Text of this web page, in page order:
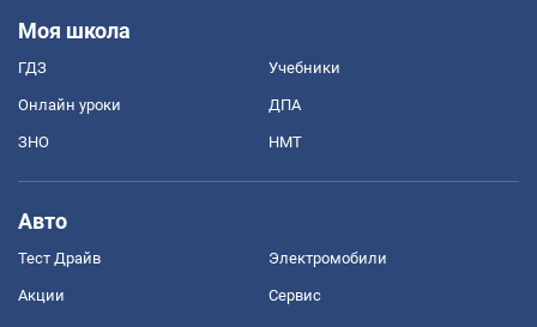
Моя школа
ГДЗ Учебники
Онлайн уроки ДПА
ЗНО НМТ
Авто
Тест Драйв Электромобили
Акции Сервис